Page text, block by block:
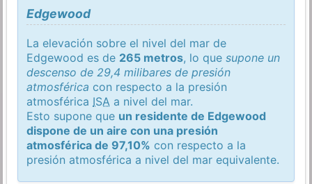
Edgewood
La elevación sobre el nivel del mar de
Edgewood es de 265 metros, lo quesupone un
descenso de 29,4 milibares de presión
atmosférica con respecto a la presión
atmosférica ISA a nivel del mar.
Esto supone que un residente de Edgewood
dispone de un aire con una presión
atmosférica de 97,10% con respecto a la
presión atmosférica a nivel del mar equivalente.